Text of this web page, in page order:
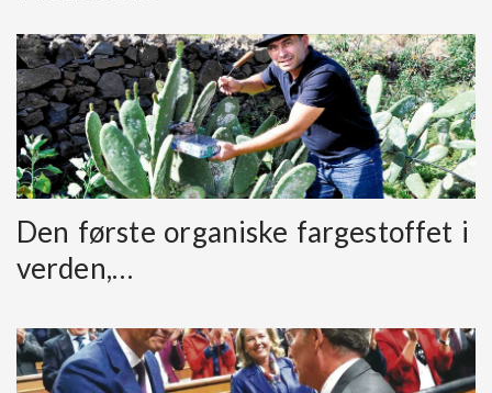
Den første organiske fargestoffet i
verden,…